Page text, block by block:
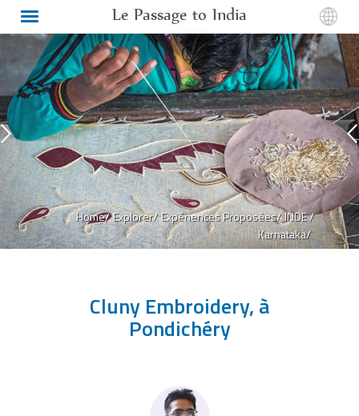
Le Passage to India
Home/Explorer/Expériences Proposées/INDE /
Karnataka/
Cluny Embroidery, à
Pondichéry